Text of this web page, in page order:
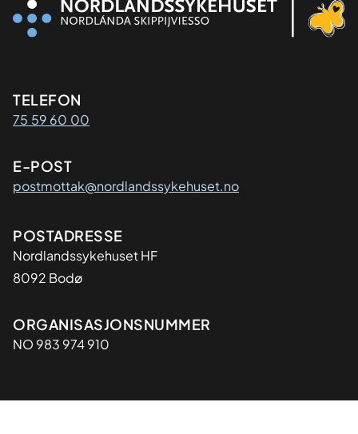
Kontaktinformasjon
TELEFON
75 59 60 00
E-POST
postmottak@nordlandssykehuset.no
Adresse
POSTADRESSE
Nordlandssykehuset HF
8092 Bodø
Organisasjon
ORGANISASJONSNUMMER
NO 983 974 910